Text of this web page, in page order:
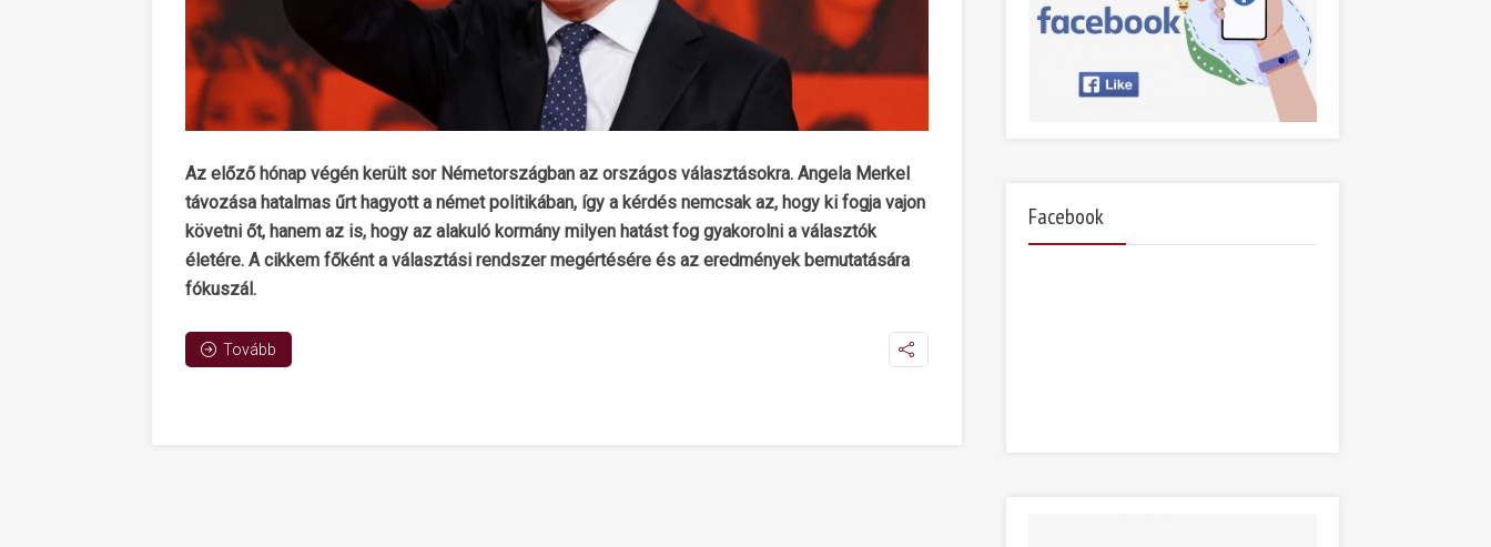
Az előző hónap végén került sor Németországban az országos választásokra. Angela Merkel
távozása hatalmas űrt hagyott a német politikában, így a kérdés nemcsak az, hogy ki fogja vajon
követni őt, hanem az is, hogy az alakuló kormány milyen hatást fog gyakorolni a választók
életére. A cikkem főként a választási rendszer megértésére és az eredmények bemutatására
fókuszál.
Tovább
Facebook